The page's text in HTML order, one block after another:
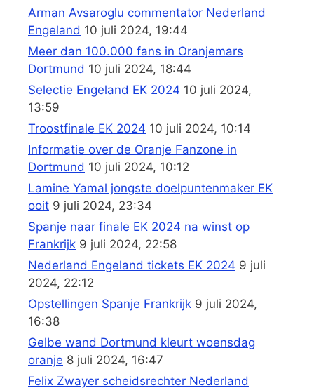
Arman Avsaroglu commentator Nederland
Engeland 10 juli 2024, 19:44
Meer dan 100.000 fans in Oranjemars
Dortmund 10 juli 2024, 18:44
Selectie Engeland EK 2024 10 juli 2024,
13:59
Troostfinale EK 2024 10 juli 2024, 10:14
Informatie over de Oranje Fanzone in
Dortmund 10 juli 2024, 10:12
Lamine Yamal jongste doelpuntenmaker EK
ooit 9 juli 2024, 23:34
Spanje naar finale EK 2024 na winst op
Frankrijk 9 juli 2024, 22:58
Nederland Engeland tickets EK 2024 9 juli
2024, 22:12
Opstellingen Spanje Frankrijk 9 juli 2024,
16:38
Gelbe wand Dortmund kleurt woensdag
oranje 8 juli 2024, 16:47
Felix Zwayer scheidsrechter Nederland